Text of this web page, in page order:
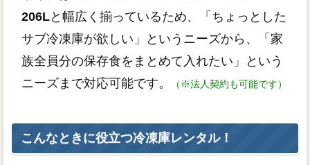
206Lと幅広く揃っているため、「ちょっとした
サブ冷凍庫が欲しい」というニーズから、「家
族全員分の保存食をまとめて入れたい」という
ニーズまで対応可能です。
（※法人契約も可能です）
こんなときに役立つ冷凍庫レンタル！